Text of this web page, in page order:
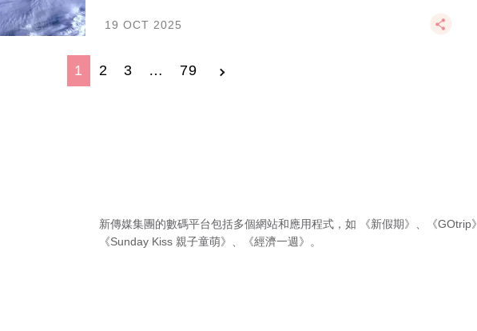
19 OCT 2025
1 2 3 … 79
新傳媒集團的數碼平台包括多個網站和應用程式，如 《新假期》 《GOtrip》
《Sunday Kiss 親子童萌》
《經濟一週》 。